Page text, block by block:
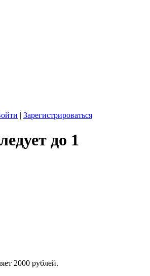
| Зарегистрироваться
до 1
2000 рублей.